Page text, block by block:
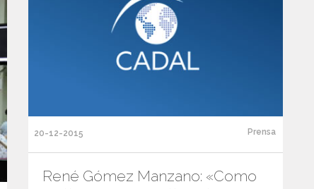
20-12-2015 Prensa
René Gómez Manzano: «Como